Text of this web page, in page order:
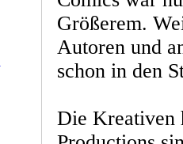
Größerem.
Autoren und
schon in den
Die Kreativen